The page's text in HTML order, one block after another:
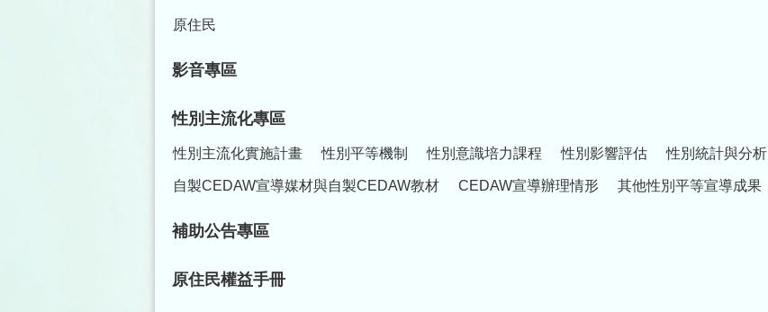
原住民
影音專區
性別主流化專區
性別主流化實施計畫 性別平等機制 性別意識培力課程 性別影響評估 性別統計與分析
自製CEDAW宣導媒材與自製CEDAW教材 CEDAW宣導辦理情形 其他性別平等宣導成果
補助公告專區
原住民權益手冊